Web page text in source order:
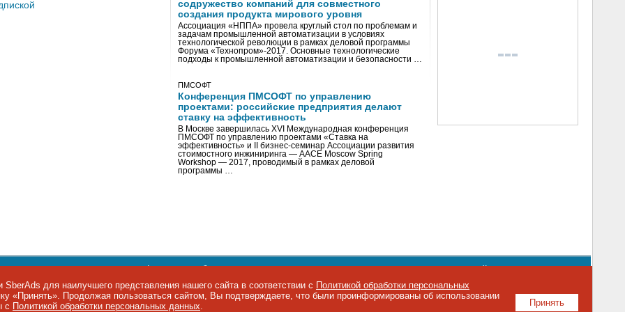
содружество компаний для совместного
создания продукта мирового уровня
Ассоциация «НППА» провела круглый стол по проблемам и
задачам промышленной автоматизации в условиях
технологической революции в рамках деловой программы
Форума «Технопром»-2017. Основные технологические
подходы к промышленной автоматизации и безопасности …
ПМСОФТ
Конференция ПМСОФТ по управлению
проектами: российские предприятия делают
ставку на эффективность
В Москве завершилась XVI Международная конференция
ПМСОФТ по управлению проектами «Ставка на
эффективность» и II бизнес-семинар Ассоциации развития
стоимостного инжиниринга — AACE Moscow Spring
Workshop — 2017, проводимый в рамках деловой
программы …
персональных данных,информация об авторских правах и порядке использования материалов сайта
+7 495 974-22-60. Факс: +7 495 974-22-63. E-mail:
siteeditor@iemag.ru
IT-рынка Принять
для наилучшего представления нашего сайта в соответствии с Политикой обработки персональных
«Принять». Продолжая пользоваться сайтом, Вы подтверждаете, что были проинформированы об использовании
с Политикой обработки персональных данных.